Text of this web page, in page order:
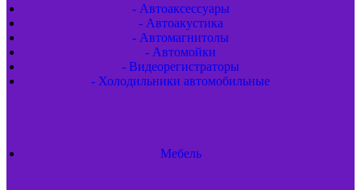
- Автоаксессуары
- Автоакустика
- Автомагнитолы
- Автомойки
- Видеорегистраторы
- Холодильники автомобильные
Мебель